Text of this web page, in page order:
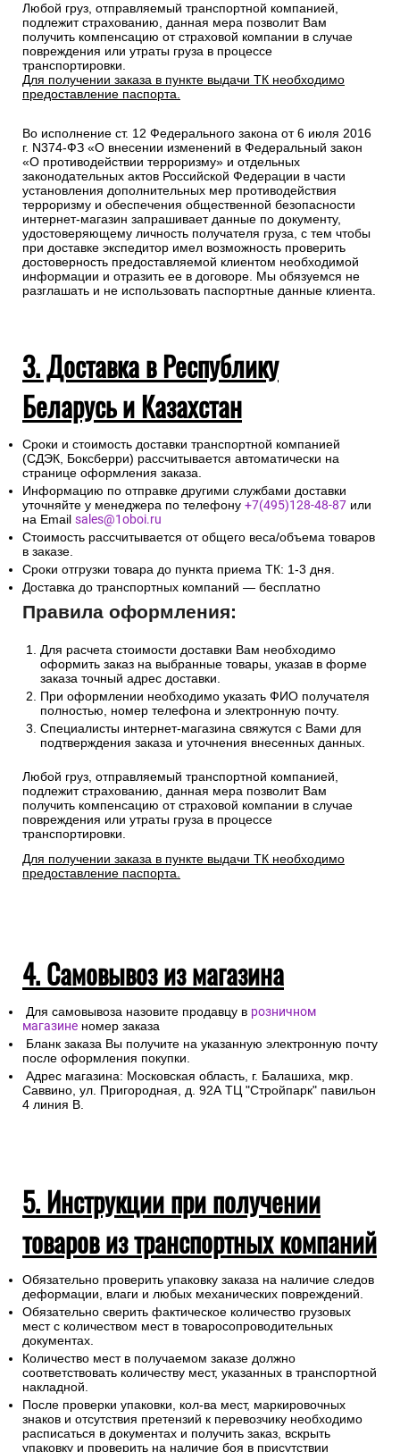
Любой груз, отправляемый транспортной компанией,
подлежит страхованию, данная мера позволит Вам
получить компенсацию от страховой компании в случае
повреждения или утраты груза в процессе
транспортировки.
Для получении заказа в пункте выдачи ТК необходимо
предоставление паспорта.
Во исполнение ст. 12 Федерального закона от 6 июля 2016
г. N374-ФЗ «О внесении изменений в Федеральный закон
«О противодействии терроризму» и отдельных
законодательных актов Российской Федерации в части
установления дополнительных мер противодействия
терроризму и обеспечения общественной безопасности
интернет-магазин запрашивает данные по документу,
удостоверяющему личность получателя груза, с тем чтобы
при доставке экспедитор имел возможность проверить
достоверность предоставляемой клиентом необходимой
информации и отразить ее в договоре. Мы обязуемся не
разглашать и не использовать паспортные данные клиента.
3. Доставка в Республику
Беларусь и Казахстан
Сроки и стоимость доставки транспортной компанией
(СДЭК, Боксберри) рассчитывается автоматически на
странице оформления заказа.
Информацию по отправке другими службами доставки
уточняйте у менеджера по телефону +7(495)128-48-87 или
на Email sales@1oboi.ru
Стоимость рассчитывается от общего веса/объема товаров
в заказе.
Сроки отгрузки товара до пункта приема ТК: 1-3 дня.
Доставка до транспортных компаний — бесплатно
Правила оформления:
Для расчета стоимости доставки Вам необходимо
оформить заказ на выбранные товары, указав в форме
заказа точный адрес доставки.
При оформлении необходимо указать ФИО получателя
полностью, номер телефона и электронную почту.
Специалисты интернет-магазина свяжутся с Вами для
подтверждения заказа и уточнения внесенных данных.
Любой груз, отправляемый транспортной компанией,
подлежит страхованию, данная мера позволит Вам
получить компенсацию от страховой компании в случае
повреждения или утраты груза в процессе
транспортировки.
Для получении заказа в пункте выдачи ТК необходимо
предоставление паспорта.
4. Самовывоз из магазина
Для самовывоза назовите продавцу в розничном
магазине номер заказа
Бланк заказа Вы получите на указанную электронную почту
после оформления покупки.
Адрес магазина: Московская область, г. Балашиха, мкр.
Саввино, ул. Пригородная, д. 92А ТЦ "Стройпарк" павильон
4 линия В.
5. Инструкции при получении
товаров из транспортных компаний
Обязательно проверить упаковку заказа на наличие следов
деформации, влаги и любых механических повреждений.
Обязательно сверить фактическое количество грузовых
мест с количеством мест в товаросопроводительных
документах.
Количество мест в получаемом заказе должно
соответствовать количеству мест, указанных в транспортной
накладной.
После проверки упаковки, кол-ва мест, маркировочных
знаков и отсутствия претензий к перевозчику необходимо
расписаться в документах и получить заказ, вскрыть
упаковку и проверить на наличие боя в присутствии